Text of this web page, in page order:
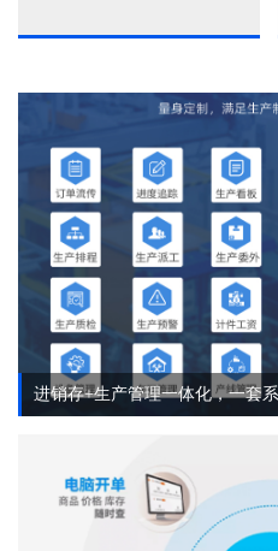
进销存+生产管理一体化，一套